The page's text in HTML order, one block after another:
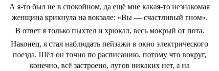
А я-то был не в спокойном, да ещё мне какая-то незнакомая
женщина крикнула на вокзале: «Вы — счастливый гном».
В ответ я только пыхтел и хрюкал, весь мокрый от пота.
Наконец, я стал наблюдать пейзажи в окно электрического
поезда. Шёл он точно по расписанию, потому что вокруг,
конечно, всё застроено, лугов никаких нет, а на